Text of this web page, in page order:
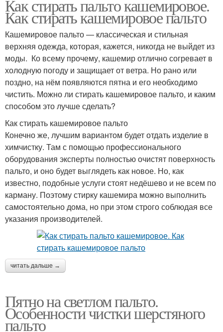
Как стирать пальто кашемировое.
Как стирать кашемировое пальто
Кашемировое пальто — классическая и стильная
верхняя одежда, которая, кажется, никогда не выйдет из
моды. Ко всему прочему, кашемир отлично согревает в
холодную погоду и защищает от ветра. Но рано или
поздно, на нём появляются пятна и его необходимо
чистить. Можно ли стирать кашемировое пальто, и каким
способом это лучше сделать?
Как стирать кашемировое пальто
Конечно же, лучшим вариантом будет отдать изделие в
химчистку. Там с помощью профессионального
оборудования эксперты полностью очистят поверхность
пальто, и оно будет выглядеть как новое. Но, как
известно, подобные услуги стоят недёшево и не всем по
карману. Поэтому стирку кашемира можно выполнить
самостоятельно дома, но при этом строго соблюдая все
указания производителей.
читать дальше →
Пятно на светлом пальто.
Особенности чистки шерстяного
пальто